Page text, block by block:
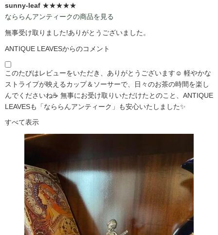
sunny-leaf ★★★★★
なららんアンティークの商品を見る
無事受け取りました!ありがとうございました。
ANTIQUE LEAVESからのコメント
このたびはレビューをいただき、ありがとうございます☺️ 軽やかな
ストライプが映えるカップ＆ソーサーで、日々のお茶の時間を楽し
んでくださいね☕ 無事にお受け取りいただけたとのこと、ANTIQUE
LEAVESも「なららんアンティーク」も安心いたしました✨
すべて表示